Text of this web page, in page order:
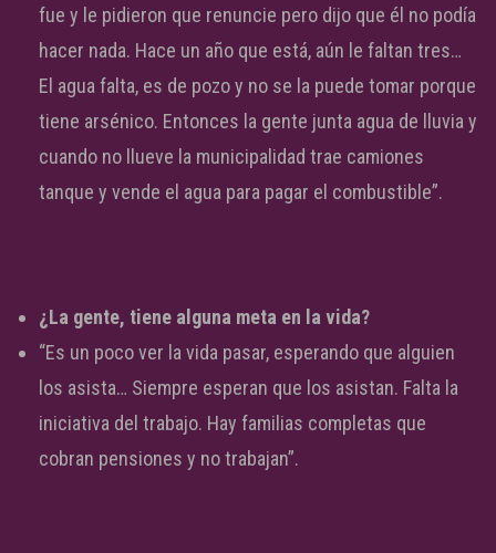
fue y le pidieron que renuncie pero dijo que él no podía
hacer nada. Hace un año que está, aún le faltan tres…
El agua falta, es de pozo y no se la puede tomar porque
tiene arsénico. Entonces la gente junta agua de lluvia y
cuando no llueve la municipalidad trae camiones
tanque y vende el agua para pagar el combustible”.
¿La gente, tiene alguna meta en la vida?
“Es un poco ver la vida pasar, esperando que alguien
los asista… Siempre esperan que los asistan. Falta la
iniciativa del trabajo. Hay familias completas que
cobran pensiones y no trabajan”.